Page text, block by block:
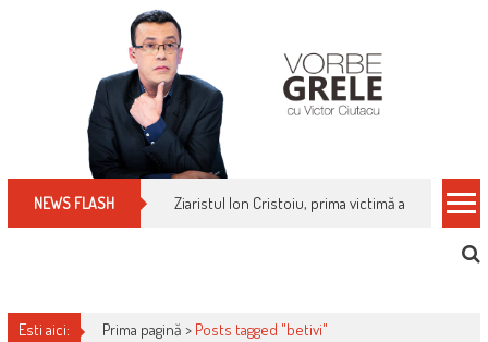
NEWS FLASH Ziaristul Ion Cristoiu, prima victimă a noi
Esti aici: Prima pagină > Posts tagged "betivi"